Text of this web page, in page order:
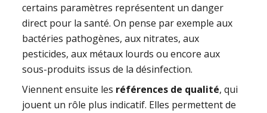
certains paramètres représentent un danger
direct pour la santé. On pense par exemple aux
bactéries pathogènes, aux nitrates, aux
pesticides, aux métaux lourds ou encore aux
sous-produits issus de la désinfection.
Viennent ensuite les références de qualité, qui
jouent un rôle plus indicatif. Elles permettent de